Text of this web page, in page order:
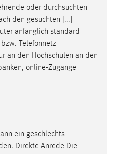
oder durchsuchten
den gesuchten [...]
anfänglich standard
Telefonnetz
an den Hochschulen an den
online-Zugänge
ein geschlechts-
Direkte Anrede Die